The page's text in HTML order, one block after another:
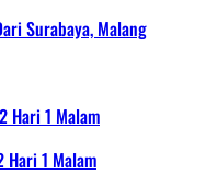
Surabaya, Malang
Hari 1 Malam
Hari 1 Malam